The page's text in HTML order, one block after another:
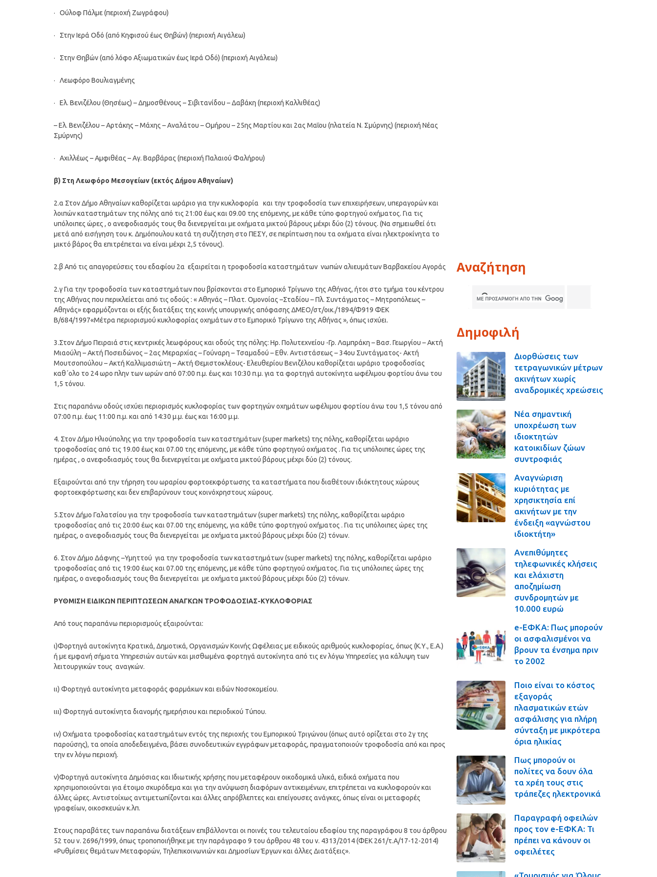
· Ούλοφ Πάλμε (περιοχή Ζωγράφου)
· Στην Ιερά Οδό (από Κηφισού έως Θηβών) (περιοχή Αιγάλεω)
· Στην Θηβών (από λόφο Αξιωματικών έως Ιερά Οδό) (περιοχή Αιγάλεω)
· Λεωφόρο Βουλιαγμένης
· Ελ. Βενιζέλου (Θησέως) – Δημοσθένους – Σιβιτανίδου – Δαβάκη (περιοχή Καλλιθέας)
– Ελ. Βενιζέλου – Αρτάκης – Μάχης – Αναλάτου – Ομήρου – 25ης Μαρτίου και 2ας Μαΐου (πλατεία Ν. Σμύρνης) (περιοχή Νέας
Σμύρνης)
· Αχιλλέως – Αμφιθέας – Αγ. Βαρβάρας (περιοχή Παλαιού Φαλήρου)
β) Στη Λεωφόρο Μεσογείων (εκτός Δήμου Αθηναίων)
2.α Στον Δήμο Αθηναίων καθορίζεται ωράριο για την κυκλοφορία και την τροφοδοσία των επιχειρήσεων, υπεραγορών και
λοιπών καταστημάτων της πόλης από τις 21:00 έως και 09.00 της επόμενης, με κάθε τύπο φορτηγού οχήματος. Για τις
υπόλοιπες ώρες , ο ανεφοδιασμός τους θα διενεργείται με οχήματα μικτού βάρους μέχρι δύο (2) τόνους. (Να σημειωθεί ότι
μετά από εισήγηση του κ. Δημόπουλου κατά τη συζήτηση στο ΠΕΣΥ, σε περίπτωση που τα οχήματα είναι ηλεκτροκίνητα το
μικτό βάρος θα επιτρέπεται να είναι μέχρι 2,5 τόνους).
2.β Από τις απαγορεύσεις του εδαφίου 2α εξαιρείται η τροφοδοσία καταστημάτων νωπών αλιευμάτων Βαρβακείου Αγοράς
2.γ Για την τροφοδοσία των καταστημάτων που βρίσκονται στο Εμπορικό Τρίγωνο της Αθήνας, ήτοι στο τμήμα του κέντρου
της Αθήνας που περικλείεται από τις οδούς : « Αθηνάς – Πλατ. Ομονοίας –Σταδίου – Πλ. Συντάγματος – Μητροπόλεως –
Αθηνάς» εφαρμόζονται οι εξής διατάξεις της κοινής υπουργικής απόφασης ΔΜΕΟ/στ/οικ./1894/Φ919 ΦΕΚ
Β/684/1997«Μέτρα περιορισμού κυκλοφορίας οχημάτων στο Εμπορικό Τρίγωνο της Αθήνας », όπως ισχύει.
3.Στον Δήμο Πειραιά στις κεντρικές λεωφόρους και οδούς της πόλης: Ηρ. Πολυτεχνείου -Γρ. Λαμπράκη – Βασ. Γεωργίου – Ακτή
Μιαούλη – Ακτή Ποσειδώνος – 2ας Μεραρχίας – Γούναρη – Τσαμαδού – Εθν. Αντιστάσεως – 34ου Συντάγματος- Ακτή
Μουτσοπούλου – Ακτή Καλλιμασιώτη – Ακτή Θεμιστοκλέους- Ελευθερίου Βενιζέλου καθορίζεται ωράριο τροφοδοσίας
καθ΄ολο το 24 ωρο πλην των ωρών από 07:00 π.μ. έως και 10:30 π.μ. για τα φορτηγά αυτοκίνητα ωφέλιμου φορτίου άνω του
1,5 τόνου.
Στις παραπάνω οδούς ισχύει περιορισμός κυκλοφορίας των φορτηγών οχημάτων ωφέλιμου φορτίου άνω του 1,5 τόνου από
07:00 π.μ. έως 11:00 π.μ. και από 14:30 μ.μ. έως και 16:00 μ.μ.
4. Στον Δήμο Ηλιούπολης για την τροφοδοσία των καταστημάτων (super markets) της πόλης, καθορίζεται ωράριο
τροφοδοσίας από τις 19.00 έως και 07.00 της επόμενης, με κάθε τύπο φορτηγού οχήματος . Για τις υπόλοιπες ώρες της
ημέρας , ο ανεφοδιασμός τους θα διενεργείται με οχήματα μικτού βάρους μέχρι δύο (2) τόνους.
Εξαιρούνται από την τήρηση του ωραρίου φορτοεκφόρτωσης τα καταστήματα που διαθέτουν ιδιόκτητους χώρους
φορτοεκφόρτωσης και δεν επιβαρύνουν τους κοινόχρηστους χώρους.
5.Στον Δήμο Γαλατσίου για την τροφοδοσία των καταστημάτων (super markets) της πόλης, καθορίζεται ωράριο
τροφοδοσίας από τις 20:00 έως και 07.00 της επόμενης, για κάθε τύπο φορτηγού οχήματος . Για τις υπόλοιπες ώρες της
ημέρας, ο ανεφοδιασμός τους θα διενεργείται με οχήματα μικτού βάρους μέχρι δύο (2) τόνων.
6. Στον Δήμο Δάφνης –Υμηττού για την τροφοδοσία των καταστημάτων (super markets) της πόλης, καθορίζεται ωράριο
τροφοδοσίας από τις 19:00 έως και 07.00 της επόμενης, με κάθε τύπο φορτηγού οχήματος. Για τις υπόλοιπες ώρες της
ημέρας, ο ανεφοδιασμός τους θα διενεργείται με οχήματα μικτού βάρους μέχρι δύο (2) τόνων.
ΡΥΘΜΙΣΗ ΕΙΔΙΚΩΝ ΠΕΡΙΠΤΩΣΕΩΝ ΑΝΑΓΚΩΝ ΤΡΟΦΟΔΟΣΙΑΣ-ΚΥΚΛΟΦΟΡΙΑΣ
Από τους παραπάνω περιορισμούς εξαιρούνται:
ι)Φορτηγά αυτοκίνητα Κρατικά, Δημοτικά, Οργανισμών Κοινής Ωφέλειας με ειδικούς αριθμούς κυκλοφορίας, όπως (Κ.Υ., Ε.Α.)
ή με εμφανή σήματα Υπηρεσιών αυτών και μισθωμένα φορτηγά αυτοκίνητα από τις εν λόγω Υπηρεσίες για κάλυψη των
λειτουργικών τους αναγκών.
ιι) Φορτηγά αυτοκίνητα μεταφοράς φαρμάκων και ειδών Νοσοκομείου.
ιιι) Φορτηγά αυτοκίνητα διανομής ημερήσιου και περιοδικού Τύπου.
ιv) Οχήματα τροφοδοσίας καταστημάτων εντός της περιοχής του Εμπορικού Τριγώνου (όπως αυτό ορίζεται στο 2γ της
παρούσης), τα οποία αποδεδειγμένα, βάσει συνοδευτικών εγγράφων μεταφοράς, πραγματοποιούν τροφοδοσία από και προς
την εν λόγω περιοχή.
v)Φορτηγά αυτοκίνητα Δημόσιας και Ιδιωτικής χρήσης που μεταφέρουν οικοδομικά υλικά, ειδικά οχήματα που
χρησιμοποιούνται για έτοιμο σκυρόδεμα και για την ανύψωση διαφόρων αντικειμένων, επιτρέπεται να κυκλοφορούν και
άλλες ώρες. Αντιστοίχως αντιμετωπίζονται και άλλες απρόβλεπτες και επείγουσες ανάγκες, όπως είναι οι μεταφορές
γραφείων, οικοσκευών κ.λπ.
Στους παραβάτες των παραπάνω διατάξεων επιβάλλονται οι ποινές του τελευταίου εδαφίου της παραγράφου 8 του άρθρου
52 του ν. 2696/1999, όπως τροποποιήθηκε με την παράγραφο 9 του άρθρου 48 του ν. 4313/2014 (ΦΕΚ 261/τ.Α/17-12-2014)
«Ρυθμίσεις θεμάτων Μεταφορών, Τηλεπικοινωνιών και Δημοσίων Έργων και άλλες Διατάξεις».
Αναζήτηση
Δημοφιλή
Διορθώσεις των
τετραγωνικών μέτρων
ακινήτων χωρίς
αναδρομικές χρεώσεις
Νέα σημαντική
υποχρέωση των
ιδιοκτητών
κατοικιδίων ζώων
συντροφιάς
Αναγνώριση
κυριότητας με
χρησικτησία επί
ακινήτων με την
ένδειξη «αγνώστου
ιδιοκτήτη»
Ανεπιθύμητες
τηλεφωνικές κλήσεις
και ελάχιστη
αποζημίωση
συνδρομητών με
10.000 ευρώ
e-ΕΦΚΑ: Πως μπορούν
οι ασφαλισμένοι να
βρουν τα ένσημα πριν
το 2002
Ποιο είναι το κόστος
εξαγοράς
πλασματικών ετών
ασφάλισης για πλήρη
σύνταξη με μικρότερα
όρια ηλικίας
Πως μπορούν οι
πολίτες να δουν όλα
τα χρέη τους στις
τράπεζες ηλεκτρονικά
Παραγραφή οφειλών
προς τον e-ΕΦΚΑ: Τι
πρέπει να κάνουν οι
οφειλέτες